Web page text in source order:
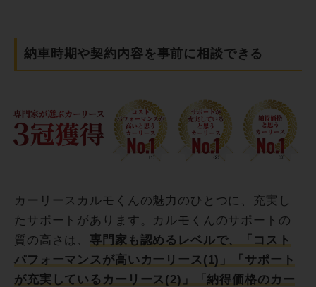
納車時期や契約内容を事前に相談できる
カーリースカルモくんの魅力のひとつに、充実し
たサポートがあります。カルモくんのサポートの
質の高さは、専門家も認めるレベルで、「コスト
パフォーマンスが高いカーリース(1)」「サポート
が充実しているカーリース(2)」「納得価格のカー